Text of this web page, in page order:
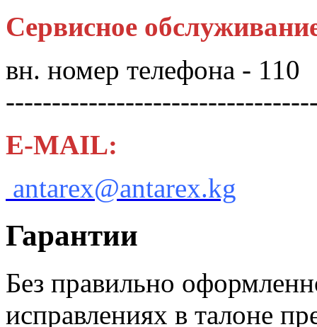
Сервисное
вн. номер телефона - 110
E-MAIL:
antarex@antarex.kg
Гарантии
Без правильно
исправлениях в талоне